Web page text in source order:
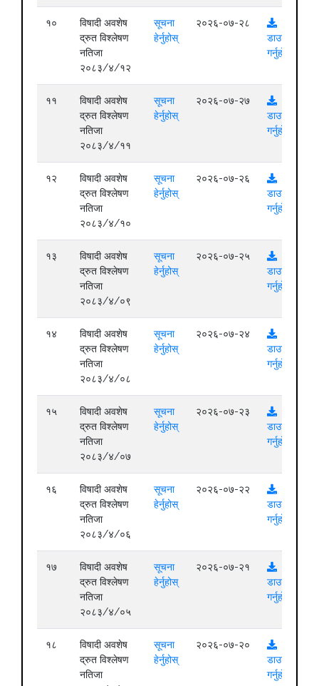
१०
विषादी अवशेष
द्रुत विश्लेषण
नतिजा
२०८३/४/१२
सूचना
हेर्नुहोस्
२०२६-०७-२८
डाउनलोड
गर्नुहोस्
११
विषादी अवशेष
द्रुत विश्लेषण
नतिजा
२०८३/४/११
सूचना
हेर्नुहोस्
२०२६-०७-२७
डाउनलोड
गर्नुहोस्
१२
विषादी अवशेष
द्रुत विश्लेषण
नतिजा
२०८३/४/१०
सूचना
हेर्नुहोस्
२०२६-०७-२६
डाउनलोड
गर्नुहोस्
१३
विषादी अवशेष
द्रुत विश्लेषण
नतिजा
२०८३/४/०९
सूचना
हेर्नुहोस्
२०२६-०७-२५
डाउनलोड
गर्नुहोस्
१४
विषादी अवशेष
द्रुत विश्लेषण
नतिजा
२०८३/४/०८
सूचना
हेर्नुहोस्
२०२६-०७-२४
डाउनलोड
गर्नुहोस्
१५
विषादी अवशेष
द्रुत विश्लेषण
नतिजा
२०८३/४/०७
सूचना
हेर्नुहोस्
२०२६-०७-२३
डाउनलोड
गर्नुहोस्
१६
विषादी अवशेष
द्रुत विश्लेषण
नतिजा
२०८३/४/०६
सूचना
हेर्नुहोस्
२०२६-०७-२२
डाउनलोड
गर्नुहोस्
१७
विषादी अवशेष
द्रुत विश्लेषण
नतिजा
२०८३/४/०५
सूचना
हेर्नुहोस्
२०२६-०७-२१
डाउनलोड
गर्नुहोस्
१८
विषादी अवशेष
द्रुत विश्लेषण
नतिजा
सूचना
हेर्नुहोस्
२०२६-०७-२०
डाउनलोड
गर्नुहोस्